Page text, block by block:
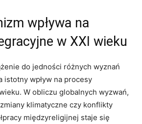
wpływa na
w XXI wieku
do jedności ​różnych wyznań
istotny wpływ na procesy
‍W obliczu globalnych wyzwań,
klimatyczne czy konflikty
międzyreligijnej staje​ się